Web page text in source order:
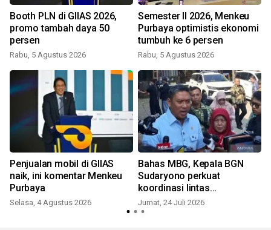
Booth PLN di GIIAS 2026,
promo tambah daya 50
persen
Rabu, 5 Agustus 2026
Semester II 2026, Menkeu
Purbaya optimistis ekonomi
tumbuh ke 6 persen
Rabu, 5 Agustus 2026
Penjualan mobil di GIIAS
naik, ini komentar Menkeu
Purbaya
Selasa, 4 Agustus 2026
Bahas MBG, Kepala BGN
Sudaryono perkuat
koordinasi lintas
kementerian
Jumat, 24 Juli 2026